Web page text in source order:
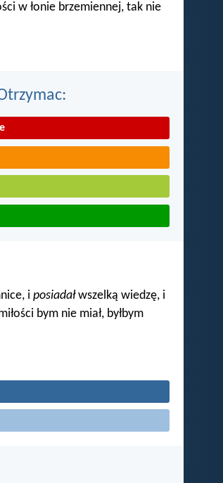
w łonie brzemiennej, tak nie
i posiadałwszelką wiedzę, i
bym nie miał, byłbym